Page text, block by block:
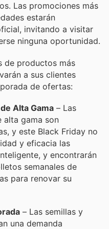
Las promociones más
estarán
invitando a visitar
ninguna oportunidad.
de productos más
a sus clientes
de ofertas:
Alta Gama – Las
alta gama son
y este Black Friday no
y eficacia las
y encontrarán
semanales de
para renovar su
– Las semillas y
una demanda